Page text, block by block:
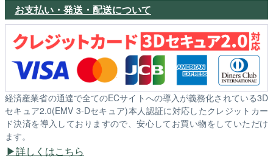
お支払い・発送・配送について
経済産業省の通達で全てのECサイトへの導入が義務化されている3D
セキュア2.0(EMV 3-Dセキュア)本人認証に対応したクレジットカー
ド決済を導入しておりますので、安心してお買い物をしていただけ
ます。
詳しくはこちら